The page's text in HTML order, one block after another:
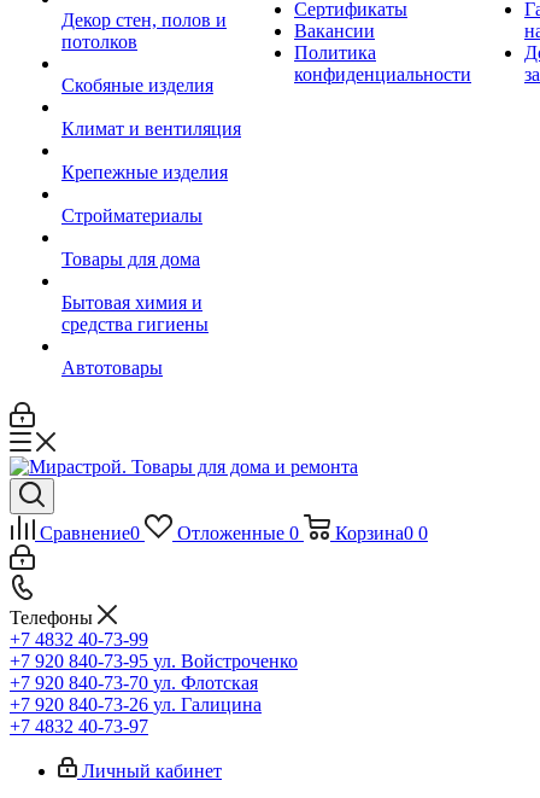
Декор стен, полов и
потолков
Скобяные изделия
Климат и вентиляция
Крепежные изделия
Стройматериалы
Товары для дома
Бытовая химия и
средства гигиены
Автотовары
Сертификаты
Вакансии
Политика
конфиденциальности
Сравнение0 Отложенные 0 Корзина0 0
Телефоны
+7 4832 40-73-99
+7 920 840-73-95 ул. Войстроченко
+7 920 840-73-70 ул. Флотская
+7 920 840-73-26 ул. Галицина
+7 4832 40-73-97
Личный кабинет